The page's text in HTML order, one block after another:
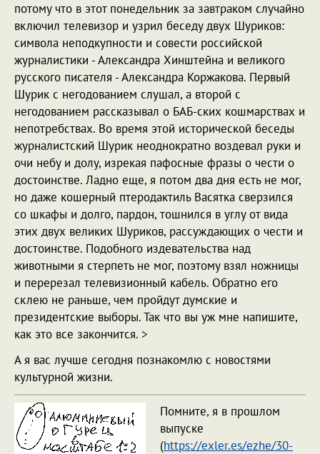
потому что в этот понедельник за завтраком случайно
включил телевизор и узрил беседу двух Шуриков:
символа неподкупности и совести российской
журналистики - Александра Хинштейна и великого
русского писателя - Александра Коржакова. Первый
Шурик с негодованием слушал, а второй с
негодованием рассказывал о БАБ-ских кошмарствах и
непотребствах. Во время этой исторической беседы
журналистский Шурик неоднократно воздевал руки и
очи небу и долу, изрекая пафосные фразы о чести о
достоинстве. Ладно еще, я потом два дня есть не мог,
но даже кошерный птеродактиль Васятка сверзился
со шкафы и долго, пардон, тошнился в углу от вида
этих двух великих Шуриков, рассуждающих о чести и
достоинстве. Подобного издевательства над
животными я стерпеть не мог, поэтому взял ножницы
и перерезал телевизионный кабель. Обратно его
склею не раньше, чем пройдут думские и
президентские выборы. Так что вы уж мне напишите,
как это все закончится. >
А я вас лучше сегодня познакомлю с новостями
культурной жизни.
Помните, я в прошлом
выпуске
(https://exler.es/ezhe/30-